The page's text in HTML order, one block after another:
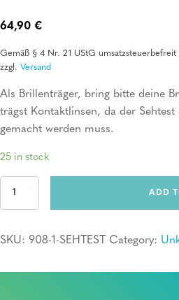
64,90 €
Gemäß § 4 Nr. 21 UStG umsatzsteuerbefreit
zzgl. Versand
Als Brillenträger, bring bitte deine
trägst Kontaktlinsen, da der
gemacht werden muss.
25 in stock
Erste
Sehtest
ADD
SKU: 908-1-SEHTEST Category: